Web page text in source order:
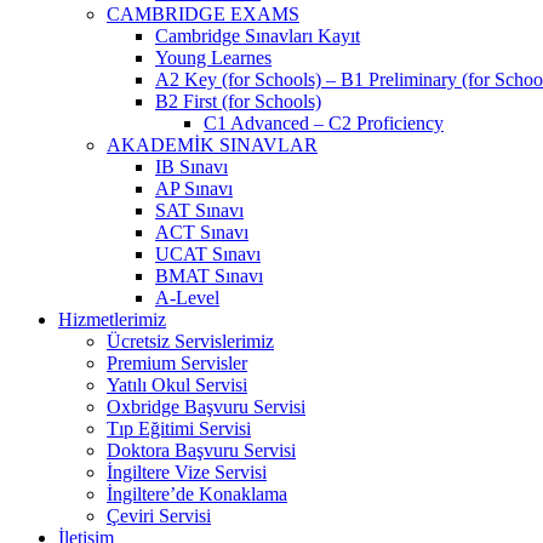
CAMBRIDGE EXAMS
Cambridge Sınavları Kayıt
Young Learnes
A2 Key (for Schools) – B1 Preliminary (for
B2 First (for Schools)
C1 Advanced – C2 Proficiency
AKADEMİK SINAVLAR
IB Sınavı
AP Sınavı
SAT Sınavı
ACT Sınavı
UCAT Sınavı
BMAT Sınavı
A-Level
Hizmetlerimiz
Ücretsiz Servislerimiz
Premium Servisler
Yatılı Okul Servisi
Oxbridge Başvuru Servisi
Tıp Eğitimi Servisi
Doktora Başvuru Servisi
İngiltere Vize Servisi
İngiltere’de Konaklama
Çeviri Servisi
İletişim